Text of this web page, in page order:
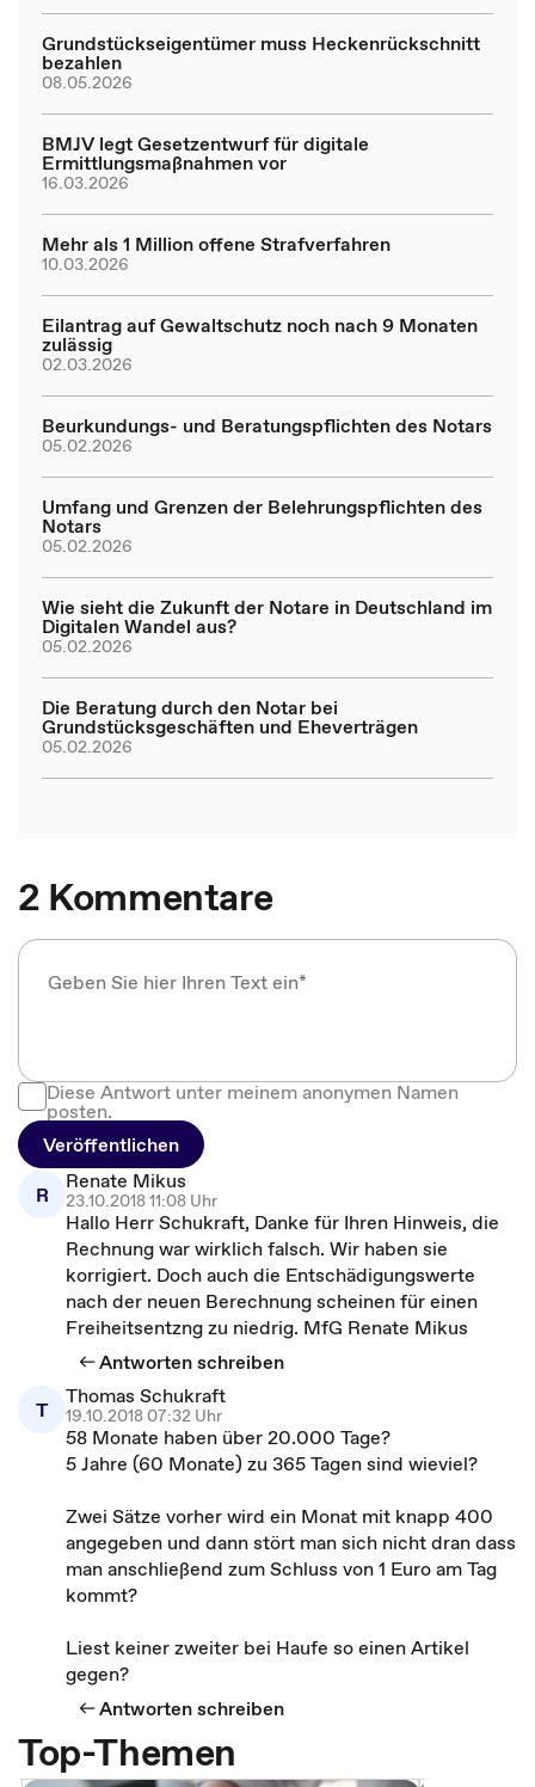
Grundstückseigentümer muss Heckenrückschnitt
bezahlen
08.05.2026
BMJV legt Gesetzentwurf für digitale
Ermittlungsmaßnahmen vor
16.03.2026
Mehr als 1 Million offene Strafverfahren
10.03.2026
Eilantrag auf Gewaltschutz noch nach 9 Monaten
zulässig
02.03.2026
Beurkundungs- und Beratungspflichten des Notars
05.02.2026
Umfang und Grenzen der Belehrungspflichten des
Notars
05.02.2026
Wie sieht die Zukunft der Notare in Deutschland im
Digitalen Wandel aus?
05.02.2026
Die Beratung durch den Notar bei
Grundstücksgeschäften und Eheverträgen
05.02.2026
2 Kommentare
Diese Antwort unter meinem anonymen Namen
posten.
Veröffentlichen
R
Renate Mikus
23.10.2018 11:08 Uhr
Hallo Herr Schukraft, Danke für Ihren Hinweis, die
Rechnung war wirklich falsch. Wir haben sie
korrigiert. Doch auch die Entschädigungswerte
nach der neuen Berechnung scheinen für einen
Freiheitsentzng zu niedrig. MfG Renate Mikus
Antworten schreiben
T
Thomas Schukraft
19.10.2018 07:32 Uhr
58 Monate haben über 20.000 Tage?
5 Jahre (60 Monate) zu 365 Tagen sind wieviel?
Zwei Sätze vorher wird ein Monat mit knapp 400
angegeben und dann stört man sich nicht dran dass
man anschließend zum Schluss von 1 Euro am Tag
kommt?
Liest keiner zweiter bei Haufe so einen Artikel
gegen?
Antworten schreiben
Top-Themen